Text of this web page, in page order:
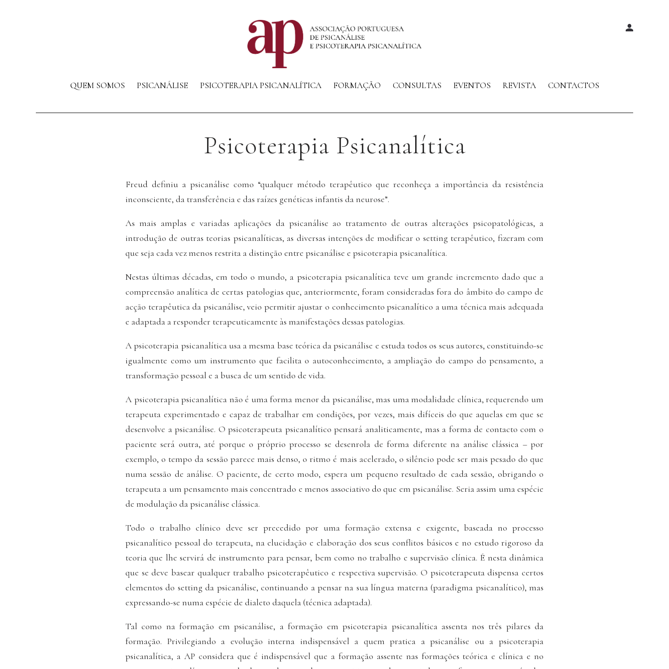
QUEM SOMOS PSICANÁLISE PSICOTERAPIA PSICANALÍTICA FORMAÇÃO CONSULTAS EVENTOS REVISTA CONTACTOS
Psicoterapia Psicanalítica
Freud definiu a psicanálise como “qualquer método terapêutico que reconheça a importância da resistência
inconsciente, da transferência e das raízes genéticas infantis da neurose”.
As mais amplas e variadas aplicações da psicanálise ao tratamento de outras alterações psicopatológicas, a
introdução de outras teorias psicanalíticas, as diversas intenções de modificar o setting terapêutico, fizeram com
que seja cada vez menos restrita a distinção entre psicanálise e psicoterapia psicanalítica.
Nestas últimas décadas, em todo o mundo, a psicoterapia psicanalítica teve um grande incremento dado que a
compreensão analítica de certas patologias que, anteriormente, foram consideradas fora do âmbito do campo de
acção terapêutica da psicanálise, veio permitir ajustar o conhecimento psicanalítico a uma técnica mais adequada
e adaptada a responder terapeuticamente às manifestações dessas patologias.
A psicoterapia psicanalítica usa a mesma base teórica da psicanálise e estuda todos os seus autores, constituindo-se
igualmente como um instrumento que facilita o autoconhecimento, a ampliação do campo do pensamento, a
transformação pessoal e a busca de um sentido de vida.
A psicoterapia psicanalítica não é uma forma menor da psicanálise, mas uma modalidade clínica, requerendo um
terapeuta experimentado e capaz de trabalhar em condições, por vezes, mais difíceis do que aquelas em que se
desenvolve a psicanálise. O psicoterapeuta psicanalítico pensará analiticamente, mas a forma de contacto com o
paciente será outra, até porque o próprio processo se desenrola de forma diferente na análise clássica – por
exemplo, o tempo da sessão parece mais denso, o ritmo é mais acelerado, o silêncio pode ser mais pesado do que
numa sessão de análise. O paciente, de certo modo, espera um pequeno resultado de cada sessão, obrigando o
terapeuta a um pensamento mais concentrado e menos associativo do que em psicanálise. Seria assim uma espécie
de modulação da psicanálise clássica.
Todo o trabalho clínico deve ser precedido por uma formação extensa e exigente, baseada no processo
psicanalítico pessoal do terapeuta, na elucidação e elaboração dos seus conflitos básicos e no estudo rigoroso da
teoria que lhe servirá de instrumento para pensar, bem como no trabalho e supervisão clínica. É nesta dinâmica
que se deve basear qualquer trabalho psicoterapêutico e respectiva supervisão. O psicoterapeuta dispensa certos
elementos do setting da psicanálise, continuando a pensar na sua língua materna (paradigma psicanalítico), mas
expressando-se numa espécie de dialeto daquela (técnica adaptada).
Tal como na formação em psicanálise, a formação em psicoterapia psicanalítica assenta nos três pilares da
formação. Privilegiando a evolução interna indispensável a quem pratica a psicanálise ou a psicoterapia
psicanalítica, a AP considera que é indispensável que a formação assente nas formações teórica e clínica e no